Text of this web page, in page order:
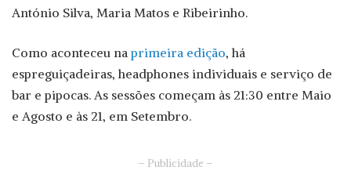
António Silva, Maria Matos e Ribeirinho.
Como aconteceu naprimeira edição, há
espreguiçadeiras, headphones individuais e serviço de
bar e pipocas. As sessões começam às 21:30 entre Maio
e Agosto e às 21, em Setembro.
– Publicidade –